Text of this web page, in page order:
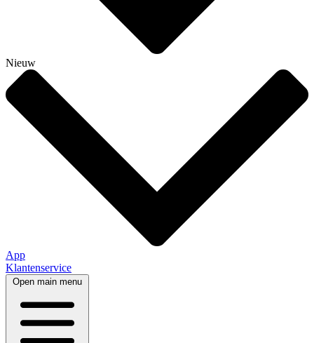
Nieuw
App
Klantenservice
Open main menu